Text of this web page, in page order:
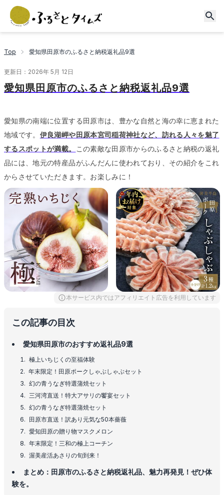
Top 愛知県田原市のふるさと納税返礼品9選
更新日： 2026年 5月 12日
愛知県田原市のふるさと納税返礼品9選
愛知県の南端に位置する田原市は、豊かな自然と海の幸に恵まれた
地域です。 伊良湖岬や田原本宮司稲荷神社など、訪れる人々を魅了
するスポットが満載。
この素敵な田原市からのふるさと納税の返礼
品には、地元の特産品がふんだんに使われており、その紹介をこれ
からさせていただきます。 お楽しみに！
本サービス内ではアフィリエイト広告を利用しています
この記事の目次
愛知県田原市のおすすめ返礼品9選
極上いちじくの至福体験
年末限定！田原ポークしゃぶしゃぶセット
幻の青うなぎ特選蒲焼セット
三河湾直送！特大アサリの饗宴セット
幻の青うなぎ特選蒲焼セット
田原市直送！訳あり元気な50本薔薇
愛知田原の贈り物マスクメロン
年末限定！三和の極上コーチン
渥美産活あさりの旬到来！
まとめ：田原市のふるさと納税返礼品、魅力再発見！ぜひ体
験を。